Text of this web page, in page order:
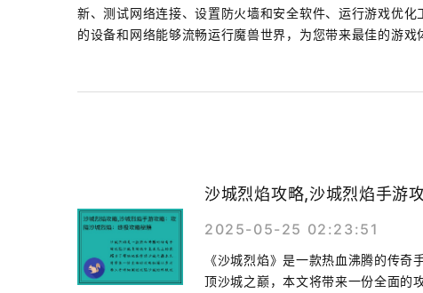
新、测试网络连接、设置防火墙和安全软件、运行游戏优
的设备和网络能够流畅运行魔兽世界，为您带来最佳的游戏
沙城烈焰攻略,沙城烈焰手游
2025-05-25 02:23:51
《沙城烈焰》是一款热血沸腾的传
顶沙城之巅，本文将带来一份全面的